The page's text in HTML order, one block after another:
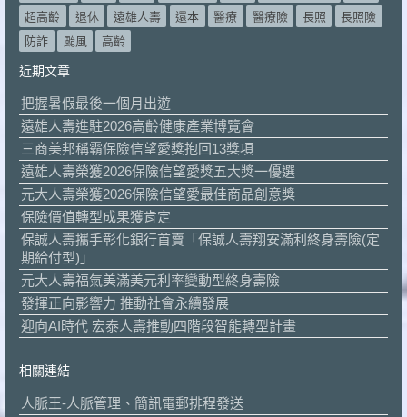
超高齡
退休 遠雄人壽 還本 醫療 醫療險 長照
長照險
防詐
颱風 高齡
近期文章
把握暑假最後一個月出遊
遠雄人壽進駐2026高齡健康產業博覽會
三商美邦稱霸保險信望愛獎抱回13獎項
遠雄人壽榮獲2026保險信望愛獎五大獎一優選
元大人壽榮獲2026保險信望愛最佳商品創意獎
保險價值轉型成果獲肯定
保誠人壽攜手彰化銀行首賣「保誠人壽翔安滿利終身壽險(定
期給付型)」
元大人壽福氣美滿美元利率變動型終身壽險
發揮正向影響力 推動社會永續發展
迎向AI時代 宏泰人壽推動四階段智能轉型計畫
相關連結
人脈王-人脈管理、簡訊電郵排程發送